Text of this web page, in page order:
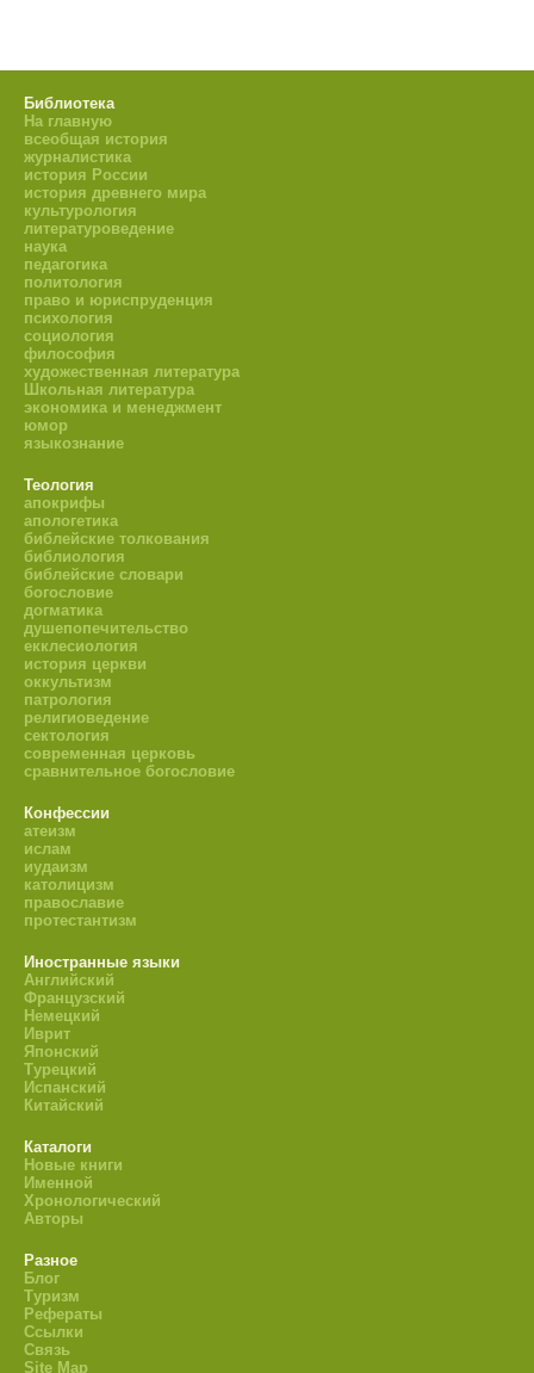
Библиотека
На главную
всеобщая история
журналистика
история России
история древнего мира
культурология
литературоведение
наука
педагогика
политология
право и юриспруденция
психология
социология
философия
художественная литература
Школьная литература
экономика и менеджмент
юмор
языкознание
Теология
апокрифы
апологетика
библейские толкования
библиология
библейские словари
богословие
догматика
душепопечительство
екклесиология
история церкви
оккультизм
патрология
религиоведение
сектология
современная церковь
сравнительное богословие
Конфессии
атеизм
ислам
иудаизм
католицизм
православие
протестантизм
Иностранные языки
Английский
Французский
Немецкий
Иврит
Японский
Турецкий
Испанский
Китайский
Каталоги
Новые книги
Именной
Хронологический
Авторы
Разное
Блог
Туризм
Рефераты
Ссылки
Связь
Site Map